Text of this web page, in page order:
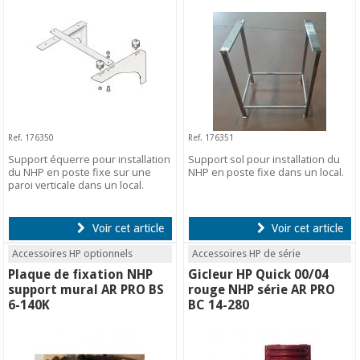
Ref. 176350
Support équerre pour installation
du NHP en poste fixe sur une
paroi verticale dans un local.
Voir cet article
Ref. 176351
Support sol pour installation du
NHP en poste fixe dans un local.
Voir cet article
Accessoires HP optionnels
Plaque de fixation NHP
support mural AR PRO BS
6-140K
Accessoires HP de série
Gicleur HP Quick 00/04
rouge NHP série AR PRO
BC 14-280